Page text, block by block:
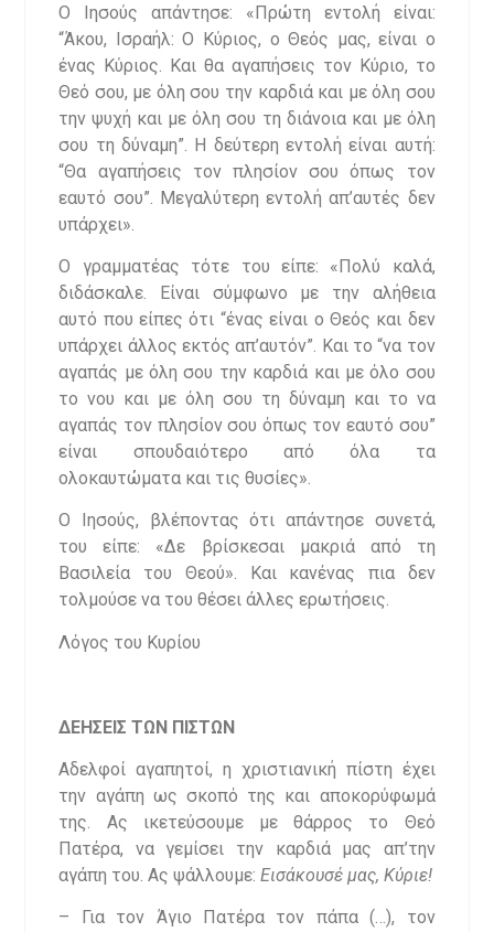
Ο Ιησούς απάντησε: «Πρώτη εντολή είναι:
“Άκου, Ισραήλ: Ο Κύριος, ο Θεός μας, είναι ο
ένας Κύριος. Και θα αγαπήσεις τον Κύριο, το
Θεό σου, με όλη σου την καρδιά και με όλη σου
την ψυχή και με όλη σου τη διάνοια και με όλη
σου τη δύναμη”. Η δεύτερη εντολή είναι αυτή:
“Θα αγαπήσεις τον πλησίον σου όπως τον
εαυτό σου”. Μεγαλύτερη εντολή απ’αυτές δεν
υπάρχει».
Ο γραμματέας τότε του είπε: «Πολύ καλά,
διδάσκαλε. Είναι σύμφωνο με την αλήθεια
αυτό που είπες ότι “ένας είναι ο Θεός και δεν
υπάρχει άλλος εκτός απ’αυτόν”. Και το “να τον
αγαπάς με όλη σου την καρδιά και με όλο σου
το νου και με όλη σου τη δύναμη και το να
αγαπάς τον πλησίον σου όπως τον εαυτό σου”
είναι σπουδαιότερο από όλα τα
ολοκαυτώματα και τις θυσίες».
Ο Ιησούς, βλέποντας ότι απάντησε συνετά,
του είπε: «Δε βρίσκεσαι μακριά από τη
Βασιλεία του Θεού». Και κανένας πια δεν
τολμούσε να του θέσει άλλες ερωτήσεις.
Λόγος του Κυρίου
ΔΕΗΣΕΙΣ ΤΩΝ ΠΙΣΤΩΝ
Αδελφοί αγαπητοί, η χριστιανική πίστη έχει
την αγάπη ως σκοπό της και αποκορύφωμά
της. Ας ικετεύσουμε με θάρρος το Θεό
Πατέρα, να γεμίσει την καρδιά μας απ’την
αγάπη του. Ας ψάλλουμε:Εισάκουσέ μας, Κύριε!
– Για τον Άγιο Πατέρα τον πάπα (…), τον